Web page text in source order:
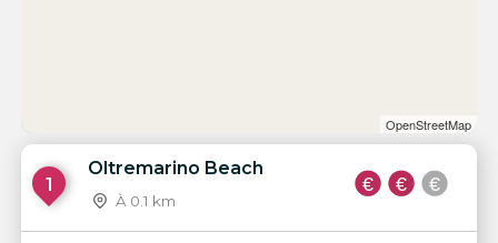
OpenStreetMap
1
Oltremarino Beach
À 0.1 km